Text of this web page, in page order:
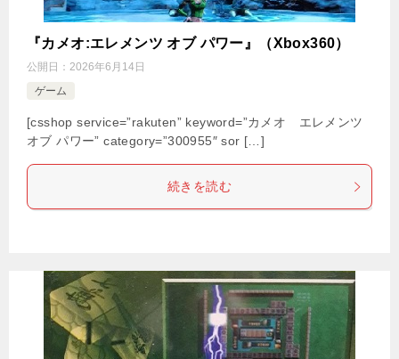
『カメオ:エレメンツ オブ パワー』（Xbox360）
公開日： 2026年6月14日
ゲーム
[csshop service=”rakuten” keyword=”カメオ エレメンツ
オブ パワー” category=”300955″ sor […]
続きを読む